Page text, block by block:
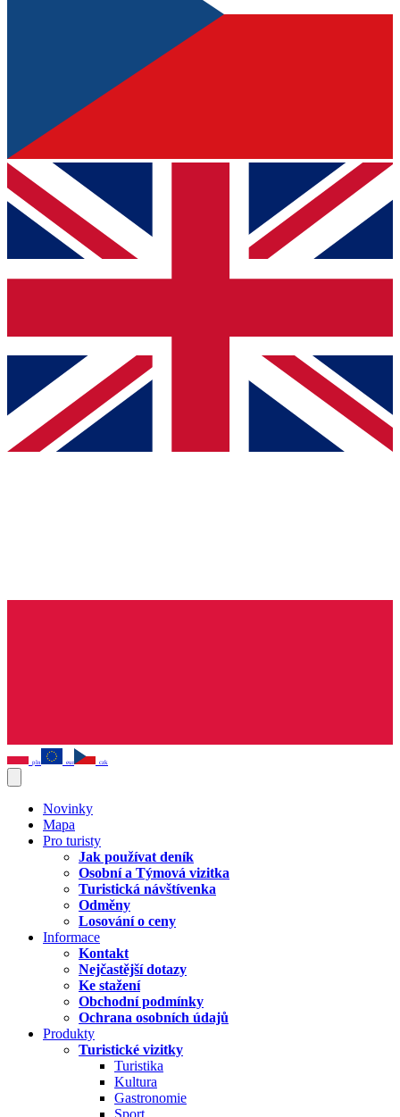
pln eur czk
Novinky
Mapa
Pro turisty
Jak používat deník
Osobní a Týmová vizitka
Turistická návštívenka
Odměny
Losování o ceny
Informace
Kontakt
Nejčastější dotazy
Ke stažení
Obchodní podmínky
Ochrana osobních údajů
Produkty
Turistické vizitky
Turistika
Kultura
Gastronomie
Sport